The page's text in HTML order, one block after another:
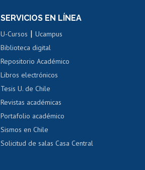
Movilidad Estudiantil
Cursos de español
SERVICIOS EN LÍNEA
U-Cursos |Ucampus
Biblioteca digital
Repositorio Académico
Libros electrónicos
Tesis U. de Chile
Revistas académicas
Portafolio académico
Sismos en Chile
Solicitud de salas Casa Central